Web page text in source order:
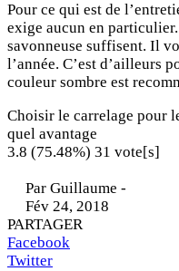
Pour ce qui est de
exige aucun en
savonneuse suffisent. Il
l’année. C’est d’ailleurs
couleur sombre est
Choisir le carrelage pour
quel avantage
3.8 (75.48%) 31 vote[s]
Par Guillaume -
Fév 24, 2018
PARTAGER
Facebook
Twitter